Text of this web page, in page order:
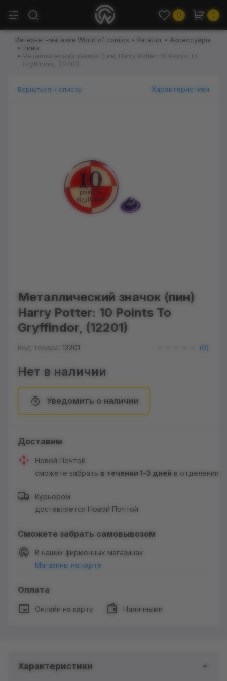
0 0
Интернет-магазин World of comics Каталог
Аксессуары
Пины
Металлический значок (пин) Harry Potter: 10 Points To
Вернуться к списку Характеристики
Металлический значок (пин)
Harry Potter: 10 Points To
Gryffindor, (12201)
Код товара: 12201 (0)
Нет в наличии
Уведомить о наличии
Доставим
Новой Почтой
сможете забрать в течении 1-3 дней в отделении
Курьером
доставляется Новой Почтой
Сможете забрать самовывозом
В наших фирменных магазинах
Магазины на карте
Оплата
Онлайн на карту Наличными
Характеристики